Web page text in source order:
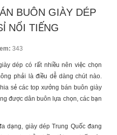
BUÔN GIÀY DÉP
NỔI TIẾNG
343
dép có rất nhiều nên việc chọn
phải là điều dễ dàng chút nào.
sẻ các top xưởng bán buôn giày
được dân buôn lựa chọn, các bạn
dạng, giày dép Trung Quốc đang